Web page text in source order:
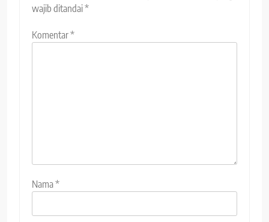
wajib ditandai*
Komentar*
Nama*